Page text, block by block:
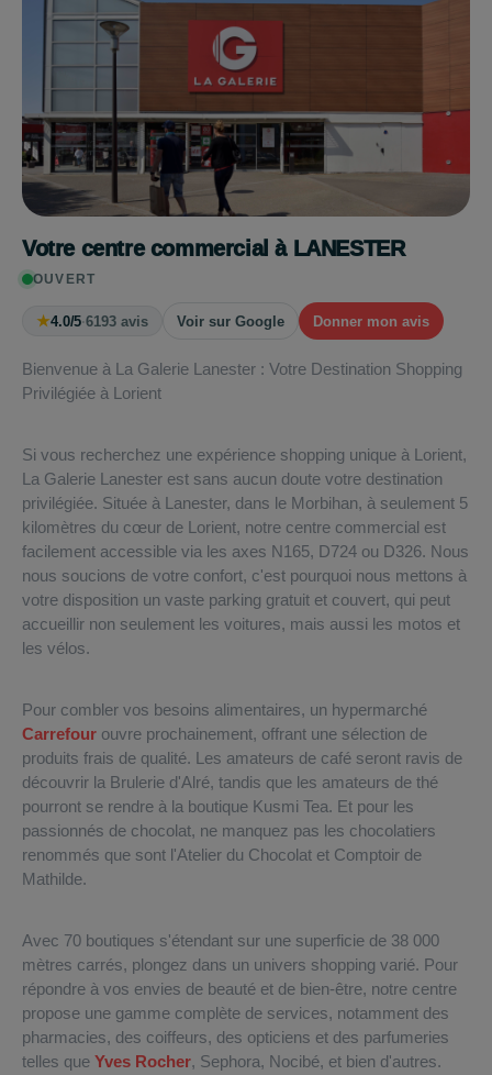
Votre centre commercial à LANESTER
OUVERT
★4.0/5·6193 avis Voir sur Google Donner mon avis
Bienvenue à La Galerie Lanester : Votre Destination Shopping
Privilégiée à Lorient
Si vous recherchez une expérience shopping unique à Lorient,
La Galerie Lanester est sans aucun doute votre destination
privilégiée. Située à Lanester, dans le Morbihan, à seulement 5
kilomètres du cœur de Lorient, notre centre commercial est
facilement accessible via les axes N165, D724 ou D326. Nous
nous soucions de votre confort, c'est pourquoi nous mettons à
votre disposition un vaste parking gratuit et couvert, qui peut
accueillir non seulement les voitures, mais aussi les motos et
les vélos.
Pour combler vos besoins alimentaires, un hypermarché
Carrefour ouvre prochainement, offrant une sélection de
produits frais de qualité. Les amateurs de café seront ravis de
découvrir la Brulerie d'Alré, tandis que les amateurs de thé
pourront se rendre à la boutique Kusmi Tea. Et pour les
passionnés de chocolat, ne manquez pas les chocolatiers
renommés que sont l'Atelier du Chocolat et Comptoir de
Mathilde.
Avec 70 boutiques s'étendant sur une superficie de 38 000
mètres carrés, plongez dans un univers shopping varié. Pour
répondre à vos envies de beauté et de bien-être, notre centre
propose une gamme complète de services, notamment des
pharmacies, des coiffeurs, des opticiens et des parfumeries
telles que Yves Rocher, Sephora, Nocibé, et bien d'autres.